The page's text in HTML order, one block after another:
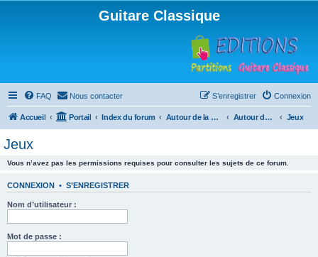
Guitare Classique
FAQ Nous contacter Connexion
S’enregistrer
Accueil Portail Index du forum Autour de la machine à café Autour de la machine à café Jeux
Jeux
Vous n’avez pas les permissions requises pour consulter les sujets de ce forum.
CONNEXION • S’ENREGISTRER
Nom d’utilisateur :
Mot de passe :